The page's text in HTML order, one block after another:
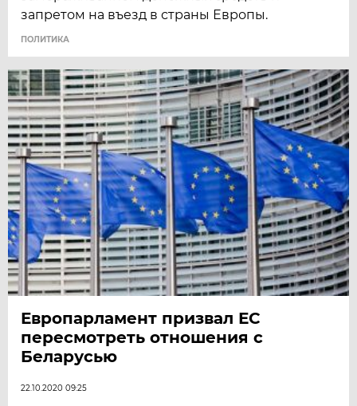
запретом на въезд в страны Европы.
ПОЛИТИКА
Европарламент призвал ЕС
пересмотреть отношения с
Беларусью
22.10.2020 09:25